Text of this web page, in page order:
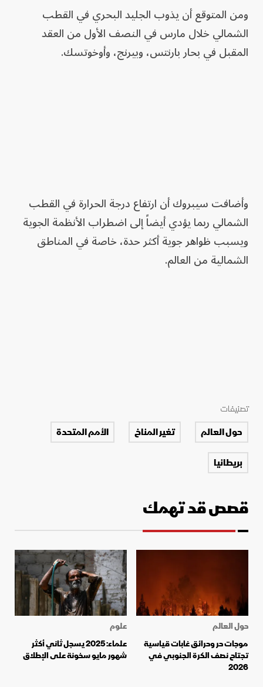
ومن المتوقع ​أن يذوب الجليد البحري في القطب
الشمالي خلال مارس في النصف الأول من العقد
المقبل في بحار بارنتس، وبيرنج، وأوخوتسك.
وأضافت سيبروك أن ارتفاع درجة الحرارة في القطب
الشمالي ربما يؤدي أيضاً إلى اضطراب الأنظمة الجوية
ويسبب ظواهر ‌جوية ‌أكثر حدة، خاصة في المناطق
الشمالية من العالم.
تصنيفات
حول العالم تغير المناخ
الأمم المتحدة
بريطانيا
قصص قد تهمك
حول العالم
موجات حر وحرائق غابات قياسية
تجتاح نصف الكرة الجنوبي في
2026
علوم
علماء: 2025 يسجل ثاني أكثر
شهور مايو سخونة على الإطلاق